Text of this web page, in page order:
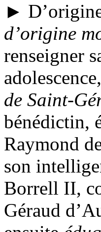
►
d’origine
renseigner
de Saint-
bénédictin,
Raymond
son
Borrell II,
Géraud